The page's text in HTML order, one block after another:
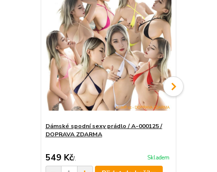
Dámské spodní sexy prádlo / A-000125 /
DOPRAVA ZDARMA
549 Kč/. Skladem